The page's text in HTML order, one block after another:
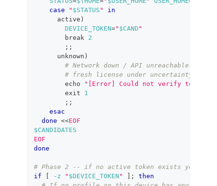
case
" $STATUS "
in
      active
)
DEVICE_TOKEN=" $CAND "
break
2
; ;
      unknown
)
# Network down / API unreachable:
# fresh license under uncertainty.
echo
"[Error] Could not verify token
exit
1
; ;
esac
done <<EOF
$CANDIDATES
EOF
done
# Phase 2 -- if no active token exists yet,
if
[ -z " $DEVICE_TOKEN " ] ;
then